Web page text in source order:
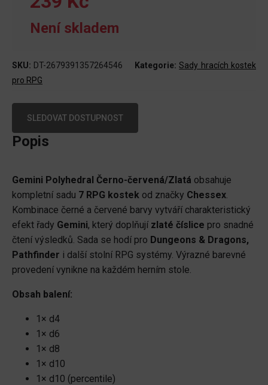
Není skladem
SKU: DT-2679391357264546 Kategorie:Sady hracích kostek
pro RPG
SLEDOVAT DOSTUPNOST
Popis
Gemini Polyhedral Černo-červená/Zlatá obsahuje
kompletní sadu 7 RPG kostek od značky Chessex.
Kombinace černé a červené barvy vytváří charakteristický
efekt řady Gemini, který doplňují zlaté číslice pro snadné
čtení výsledků. Sada se hodí pro Dungeons & Dragons,
Pathfinder i další stolní RPG systémy. Výrazné barevné
provedení vynikne na každém herním stole.
Obsah balení:
1× d4
1× d6
1× d8
1× d10
1× d10 (percentile)